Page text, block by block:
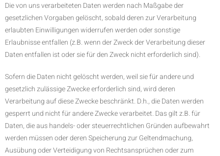
Die von uns verarbeiteten Daten werden nach Maßgabe der
gesetzlichen Vorgaben gelöscht, sobald deren zur Verarbeitung
erlaubten Einwilligungen widerrufen werden oder sonstige
Erlaubnisse entfallen (z.B. wenn der Zweck der Verarbeitung dieser
Daten entfallen ist oder sie für den Zweck nicht erforderlich sind).
Sofern die Daten nicht gelöscht werden, weil sie für andere und
gesetzlich zulässige Zwecke erforderlich sind, wird deren
Verarbeitung auf diese Zwecke beschränkt. D.h., die Daten werden
gesperrt und nicht für andere Zwecke verarbeitet. Das gilt z.B. für
Daten, die aus handels- oder steuerrechtlichen Gründen aufbewahrt
werden müssen oder deren Speicherung zur Geltendmachung,
Ausübung oder Verteidigung von Rechtsansprüchen oder zum